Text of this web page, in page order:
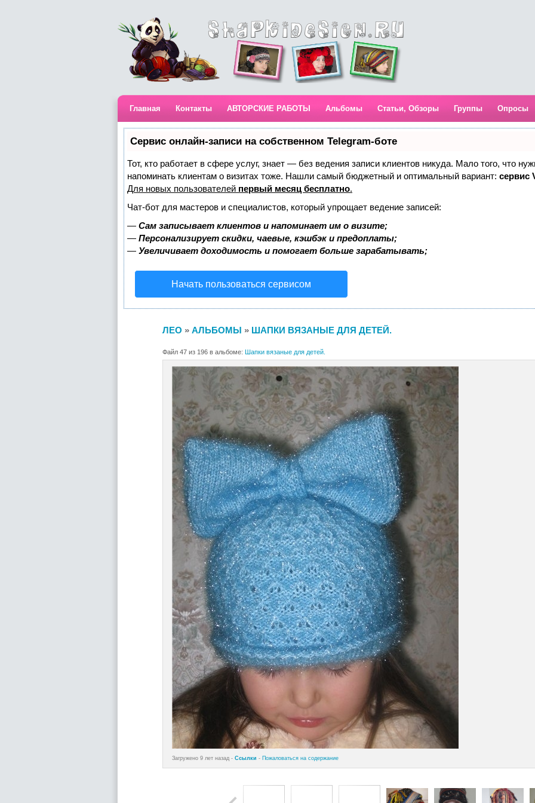
Главная Контакты АВТОРСКИЕ РАБОТЫ Альбомы Статьи, Обзоры Группы Опросы
Сервис онлайн-записи на собственном Telegram-боте
Тот, кто работает в сфере услуг, знает — без ведения записи клиентов никуда. Мало того, что
напоминать клиентам о визитах тоже. Нашли самый бюджетный и оптимальный вариант: сервис
Для новых пользователей первый месяц бесплатно.
Чат-бот для мастеров и специалистов, который упрощает ведение записей:
— Сам записывает клиентов и напоминает им о визите;
— Персонализирует скидки, чаевые, кэшбэк и предоплаты;
— Увеличивает доходимость и помогает больше зарабатывать;
Начать пользоваться сервисом
ЛЕО » АЛЬБОМЫ » ШАПКИ ВЯЗАНЫЕ ДЛЯ ДЕТЕЙ.
Файл 47 из 196 в альбоме: Шапки вязаные для детей.
Загружено 9 лет назад - Ссылки - Пожаловаться на содержание